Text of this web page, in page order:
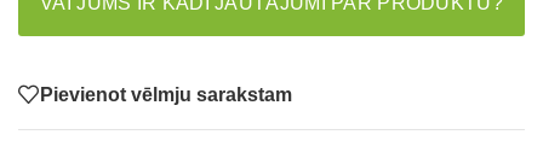
Pievienot vēlmju sarakstam